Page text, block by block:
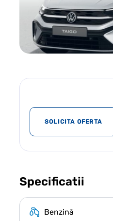
SOLICITA OFERTA
Specificatii
Benzină